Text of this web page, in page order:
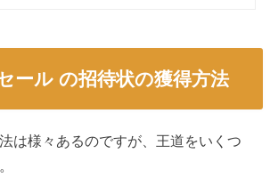
ール の招待状の獲得方法
は様々あるのですが、王道をいくつ